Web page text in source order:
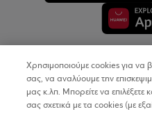
Χρησιμοποιούμε cookies για να
σας, να αναλύουμε την
μας κ.λπ. Μπορείτε να επιλέξετε
σας σχετικά με τα cookies (με